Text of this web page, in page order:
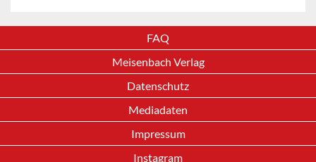
FAQ
Meisenbach Verlag
Datenschutz
Mediadaten
Impressum
Instagram